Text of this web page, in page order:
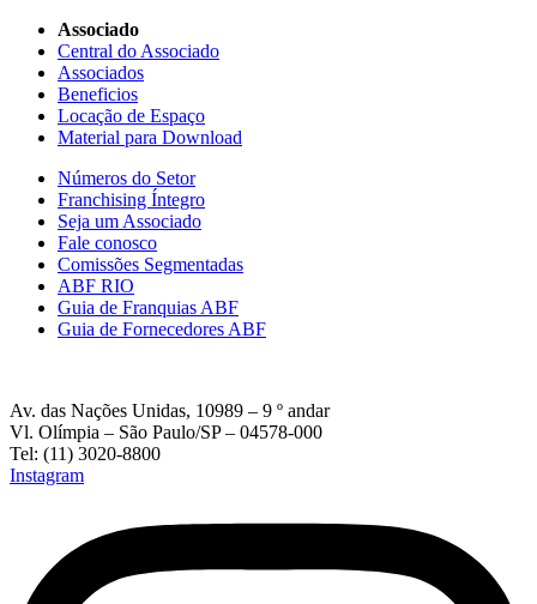
Associado
Central do Associado
Associados
Beneficios
Locação de Espaço
Material para Download
Números do Setor
Franchising Íntegro
Seja um Associado
Fale conosco
Comissões Segmentadas
ABF RIO
Guia de Franquias ABF
Guia de Fornecedores ABF
Av. das Nações Unidas, 10989 – 9 º andar
Vl. Olímpia – São Paulo/SP – 04578-000
Tel: (11) 3020-8800
Instagram